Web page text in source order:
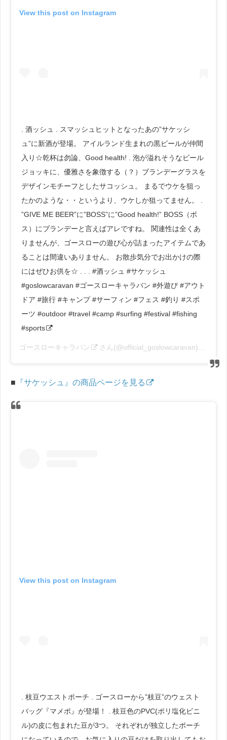
View this post on Instagram
. 酒ッシュ . スマッシュヒットとなったあの”サケッシ
ュ”に新酒が登場。 アイルランド生まれの黒ビールが仲間
入り☆乾杯は勿論、Good health! . 泡が溢れそうなビール
ジョッキに、優雅さを象徴する（？）ブランデーグラスを
デザインモチーフとしたサコッシュ。 まるでウケを狙っ
たかのような・・というより、ウケしか狙ってません。 .
”GIVE ME BEER”に”BOSS”に”Good health!” BOSS（ボ
ス）にブランデーと言えばアレですね。 関連性は全くあ
りませんが、ゴースローの遊び心が詰まったアイテムであ
ることは間違いありません。 お散歩気分でお出かけの際
にはぜひお供を☆ . . . #酒ッシュ #サケッシュ
#goslowcaravan #ゴースローキャラバン #外遊び #アウト
ドア #旅行 #キャンプ #サーフィン #フェス #釣り #スポ
ーツ #outdoor #travel #camp #surfing #festival #fishing
#sports
ゴースローキャラバン さん(@official_goslowcaravan)がシェアした投稿 –
■ 『サケッシュ』の商品ページを見る
View this post on Instagram
. 枝豆ウエストポーチ . ゴースローから”枝豆”のウェスト
バッグ『マメポ』が登場！ . 枝豆色のPVC(ポリ塩化ビニ
ル)の皮に包まれた豆が3つ。 それぞれが独立したポーチ